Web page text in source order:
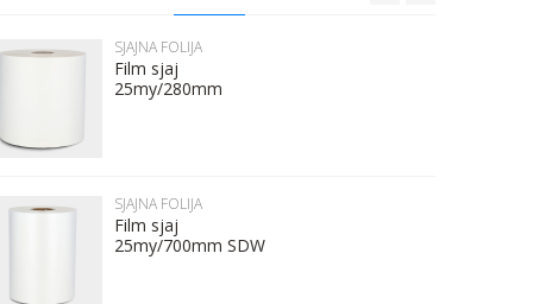
SJAJNA FOLIJA
Film sjaj
25my/280mm
SJAJNA FOLIJA
Film sjaj
25my/700mm SDW